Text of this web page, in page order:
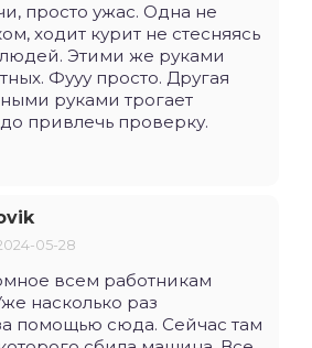
просто ужас. Одна не
ходит курит не стесняясь
Этими же руками
Фууу просто. Другая
руками трогает
привлечь проверку.
05-28
всем работникам
насколько раз
помощью сюда. Сейчас там